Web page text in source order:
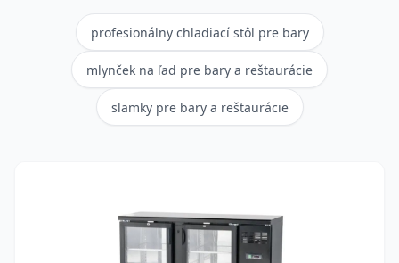
profesionálny chladiací stôl pre bary
mlynček na ľad pre bary a reštaurácie
slamky pre bary a reštaurácie